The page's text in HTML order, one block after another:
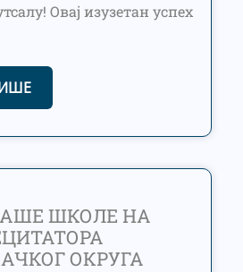
Овај изузетан успех
ШКОЛЕ НА
ОКРУГА